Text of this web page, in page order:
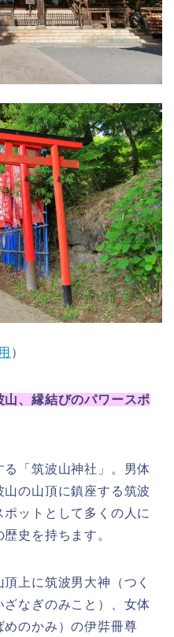
）
、縁結びのパワースポ
「筑波山神社」。男体
の山頂に鎮座する筑波
ットとして多くの人に
史を持ちます。
上に筑波男大神（つく
なぎのみこと）、女体
めのかみ）の伊弉冊尊